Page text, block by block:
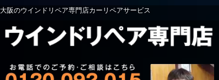
大阪のウインドリペア専門店カーリペアサービス